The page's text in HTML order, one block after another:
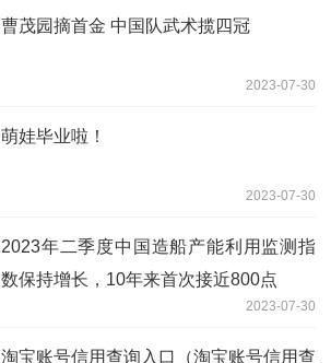
曹茂园摘首金 中国队武术揽四冠
2023-07-30
萌娃毕业啦！
2023-07-30
2023年二季度中国造船产能利用监测指
数保持增长，10年来首次接近800点
2023-07-30
淘宝账号信用查询入口（淘宝账号信用查